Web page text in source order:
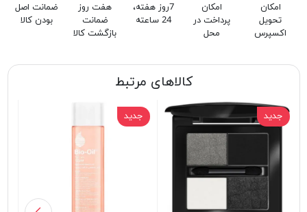
امکان
تحویل
اکسپرس
امکان
پرداخت در
محل
7روز هفته،
24 ساعته
هفت روز
ضمانت
بازگشت کالا
ضمانت اصل
بودن کالا
کالاهای مرتبط
جدید جدید